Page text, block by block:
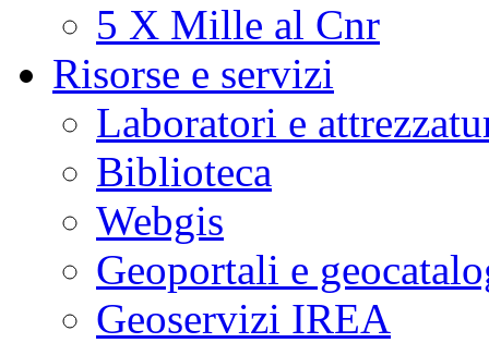
5 X Mille al Cnr
Risorse e servizi
Laboratori e
Biblioteca
Webgis
Geoportali e
Geoservizi IREA